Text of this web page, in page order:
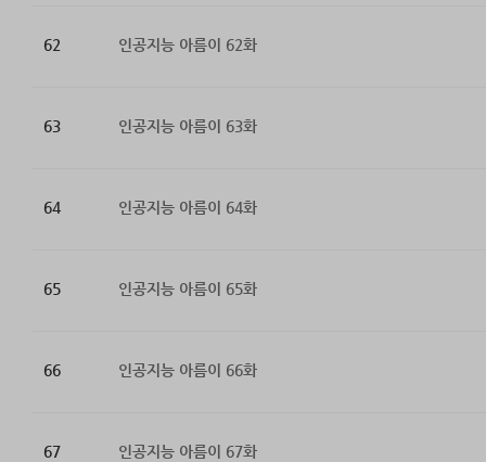
62 인공지능 아름이 62화
63 인공지능 아름이 63화
64 인공지능 아름이 64화
65 인공지능 아름이 65화
66 인공지능 아름이 66화
67 인공지능 아름이 67화